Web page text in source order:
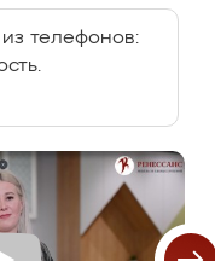
телефонов: